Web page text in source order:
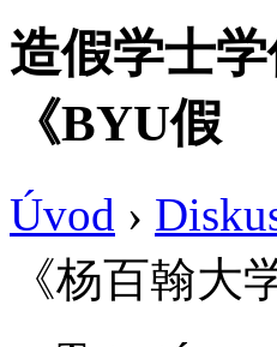
造假学士
《BYU假
Úvod ›
《杨百翰